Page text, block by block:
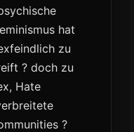
hat
zu
? doch zu
Hate
?